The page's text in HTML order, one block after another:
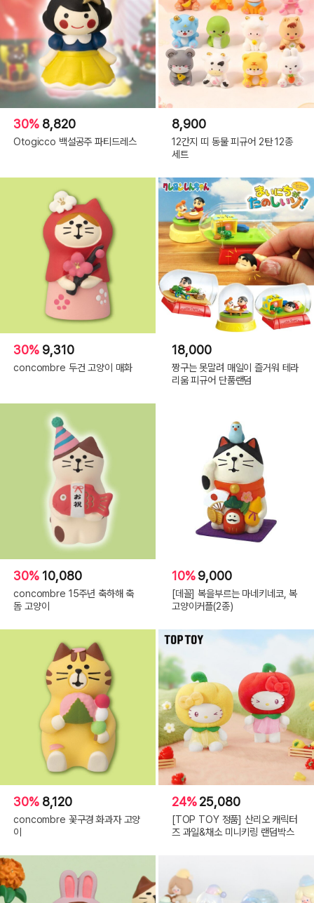
30% 8,820
Otogicco 백설공주 파티드레스
8,900
12간지 띠 동물 피규어 2탄 12종
세트
30% 9,310
concombre 두건 고양이 매화
18,000
짱구는 못말려 매일이 즐거워 테라
리움 피규어 단품랜덤
30% 10,080
concombre 15주년 축하해 축
돔 고양이
10%9,000
[데꼴] 복을부르는 마네키네코, 복
고양이커플(2종)
30% 8,120
concombre 꽃구경 화과자 고양
이
24%25,080
[TOP TOY 정품] 산리오 캐릭터
즈 과일&채소 미니키링 랜덤박스